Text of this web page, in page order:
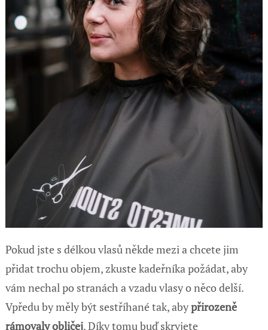
Pokud jste s délkou vlasů někde mezi a chcete jim
přidat trochu objem, zkuste kadeřníka požádat, aby
vám nechal po stranách a vzadu vlasy o něco delší.
Vpředu by měly být sestříhané tak, abypřirozeně
rámovaly obličej. Díky tomu buď skryjete